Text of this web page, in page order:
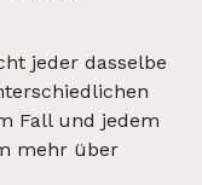
jeder dasselbe
Fall und jedem
mehr über